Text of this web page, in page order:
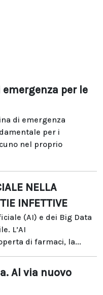
per le
di emergenza
per i
nel proprio
NELLA
INFETTIVE
(AI) e dei Big Data
L’AI
di farmaci, la...
Al via nuovo